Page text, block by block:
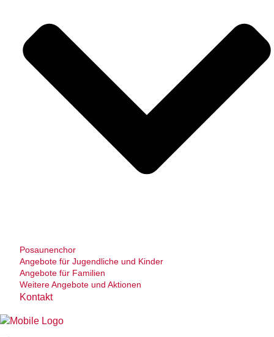
Posaunenchor
Angebote für Jugendliche und Kinder
Angebote für Familien
Weitere Angebote und Aktionen
Kontakt